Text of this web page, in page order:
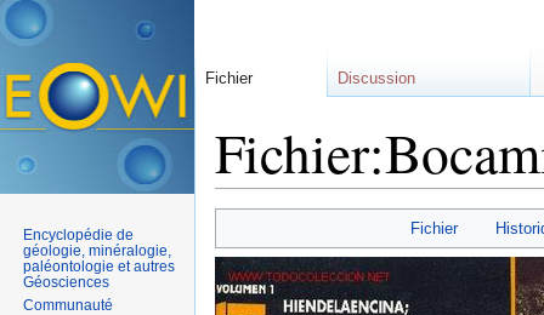
Fichier
Fichier Discussion
Encyclopédie de
géologie, minéralogie,
paléontologie et autres
Géosciences
Communauté